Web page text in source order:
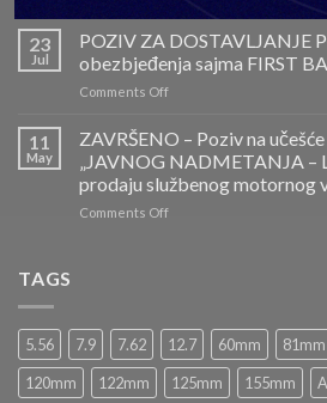
ZAVRŠENO-
POZIV
ZA
DOSTAVLJANJE
PONUDA
Projektovanje,
izrada
montaža
Nacionalnog
23
Jul
POZIV ZA DOSTAVLJANJE
obezbjeđenja sajma FIRST
Comments Offon
ZA
DOSTAVLJANJE
PONUDA
–
Usluge
2026
11
May
ZAVRŠENO – Poziv na
„JAVNOG NADMETANJA –
prodaju službenog motornog
Comments Offon
u
postupku
„JAVNOG
NADMETANJA
TAGS
5.56 7.9 7.62 12.7 60mm 81mm
120mm
122mm 125mm 155mm